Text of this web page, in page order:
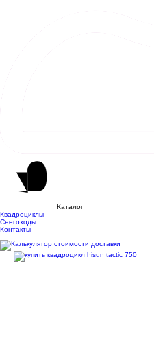
Каталог
Квадроциклы
Снегоходы
Контакты